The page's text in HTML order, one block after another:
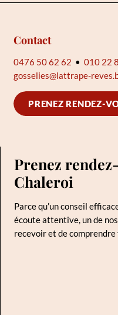
Contact
0476 50 62 62 • 010 22
gosselies@lattrape-
PRENEZ RENDEZ-
Prenez
Chaleroi
Parce qu’un conseil
écoute attentive, un de
recevoir et de